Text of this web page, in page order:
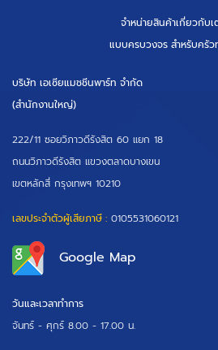
จำหน่ายสินค้าเกี่ยวกับเ
แบบครบวงจร สำหรับครั
บริษัท เอเซียแมชชีนพาร์ท จำกัด
(สำนักงานใหญ่)
222/11 ซอยวิภาวดีรังสิต 60 แยก 18
ถนนวิภาวดีรังสิต แขวงตลาดบางเขน
เขตหลักสี่ กรุงเทพฯ 10210
เลขประจำตัวผู้เสียภาษี : 0105531060121
Google Map
วันและเวลาทำการ
จันทร์ - ศุกร์ 8.00 - 17.00 น.